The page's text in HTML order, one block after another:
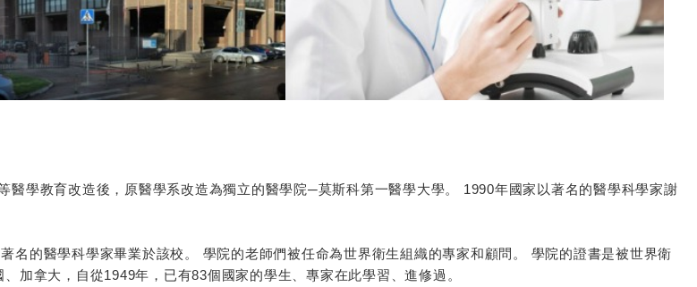
學教育改造後，原醫學系改造為獨立的醫學院─莫斯科第一醫學大學。 1990年國家以著名的醫學科學家謝
名的醫學科學家畢業於該校。 學院的老師們被任命為世界衛生組織的專家和顧問。 學院的證書是被世界衛
加拿大，自從1949年，已有83個國家的學生、專家在此學習、進修過。